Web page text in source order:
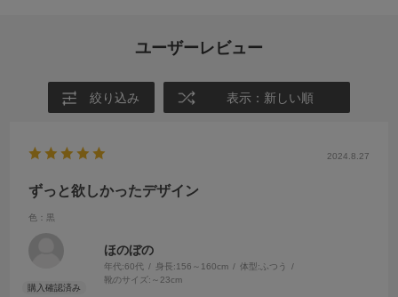
ユーザーレビュー
絞り込み 表示：新しい順
2024.8.27
ずっと欲しかったデザイン
色：黒
ほのぼの
年代:60代 身長:156～160cm 体型:ふつう
靴のサイズ: ～23cm